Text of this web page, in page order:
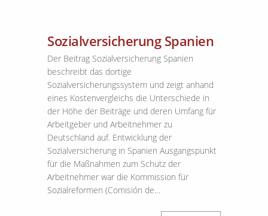
Sozialversicherung Spanien
Der Beitrag Sozialversicherung Spanien
beschreibt das dortige
Sozialversicherungssystem und zeigt anhand
eines Kostenvergleichs die Unterschiede in
der Höhe der Beiträge und deren Umfang für
Arbeitgeber und Arbeitnehmer zu
Deutschland auf. Entwicklung der
Sozialversicherung in Spanien Ausgangspunkt
für die Maßnahmen zum Schutz der
Arbeitnehmer war die Kommission für
Sozialreformen (Comisión de…